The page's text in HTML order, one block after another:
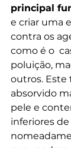
principal
e criar uma
contra os
como é o
poluição,
outros. Este
absorvido
pele e
inferiores